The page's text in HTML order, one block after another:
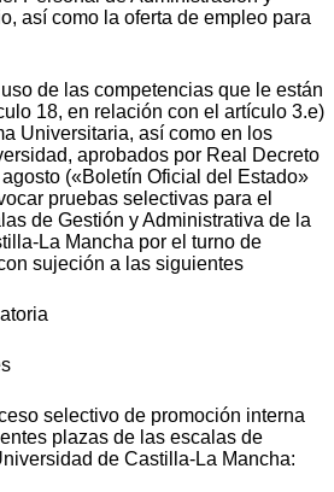
así como la oferta de empleo para
de las competencias que le están
18, en relación con el artículo 3.e)
Universitaria, así como en los
aprobados por Real Decreto
(«Boletín Oficial del Estado»
pruebas selectivas para el
de Gestión y Administrativa de la
La Mancha por el turno de
sujeción a las siguientes
selectivo de promoción interna
plazas de las escalas de
de Castilla-La Mancha: